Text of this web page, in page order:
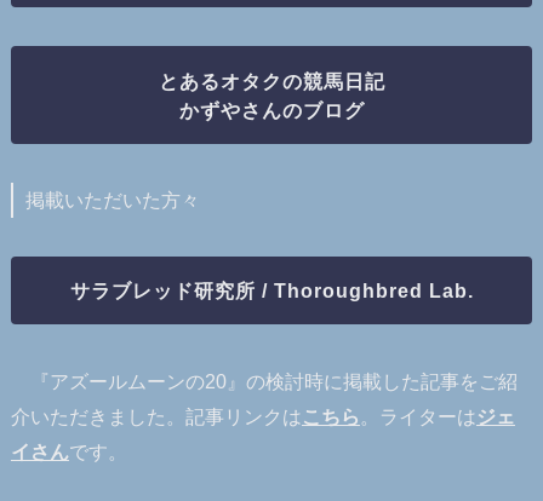
とあるオタクの競馬日記
かずやさんのブログ
掲載いただいた方々
サラブレッド研究所 / Thoroughbred Lab.
『アズールムーンの20』の検討時に掲載した記事をご紹
介いただきました。記事リンクはこちら 。ライターはジェ
イさんです。